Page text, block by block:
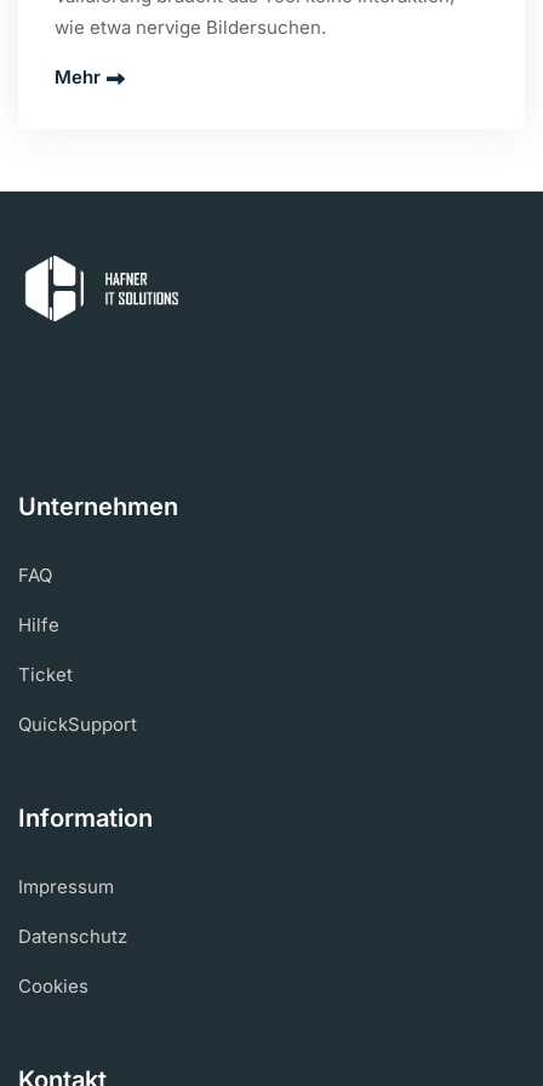
wie etwa nervige Bildersuchen.
Mehr
Unternehmen
FAQ
Hilfe
Ticket
QuickSupport
Information
Impressum
Datenschutz
Cookies
Kontakt